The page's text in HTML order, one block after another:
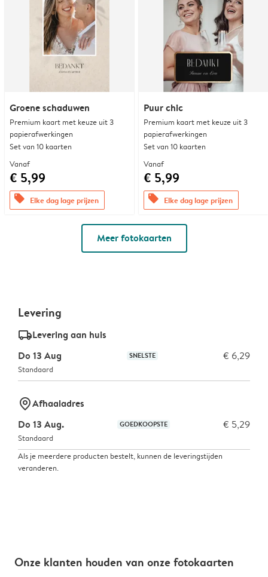
Groene schaduwen
Premium kaart met keuze uit 3
papierafwerkingen
Set van 10 kaarten
Vanaf
€ 5,99
offers Elke dag lage prijzen
Puur chic
Premium kaart met keuze uit 3
papierafwerkingen
Set van 10 kaarten
Vanaf
€ 5,99
offers Elke dag lage prijzen
Meer fotokaarten
Levering
delivery_standard_v2Levering aan huis
Do 13 Aug
SNELSTE € 6,29
Standaard
marker-pinAfhaaladres
Do 13 Aug.
GOEDKOOPSTE € 5,29
Standaard
Als je meerdere producten bestelt, kunnen de leveringstijden
veranderen.
Onze klanten houden van onze fotokaarten